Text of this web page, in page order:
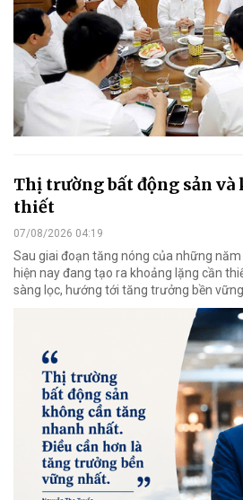
Thị trường bất động sản và
thiết
07/08/2026 04:19
Sau giai đoạn tăng nóng của những
hiện nay đang tạo ra khoảng lặng cần
sàng lọc, hướng tới tăng trưởng bền vững.